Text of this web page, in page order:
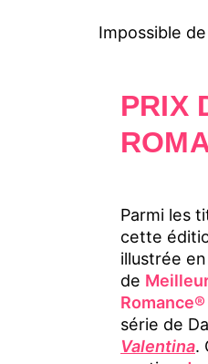
Impossible
PRIX
Parmi les
cette
illustrée
de
série de
Valentina.